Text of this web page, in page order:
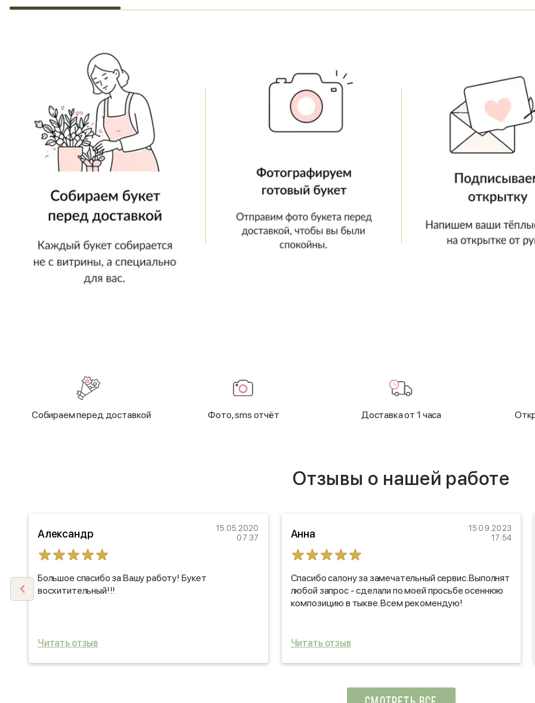
Cобираем перед доставкой Фото, sms отчёт Доставка от 1 часа
Отзывы о нашей работе
Александр
15.05.2020
07:37
Большое спасибо за Вашу работу! Букет
восхитительный!!!
Читать отзыв
Анна
15.09.2023
17:54
Спасибо салону за замечательный сервис. Выполнят
любой запрос - сделали по моей просьбе осеннюю
композицию в тыкве. Всем рекомендую!
Читать отзыв